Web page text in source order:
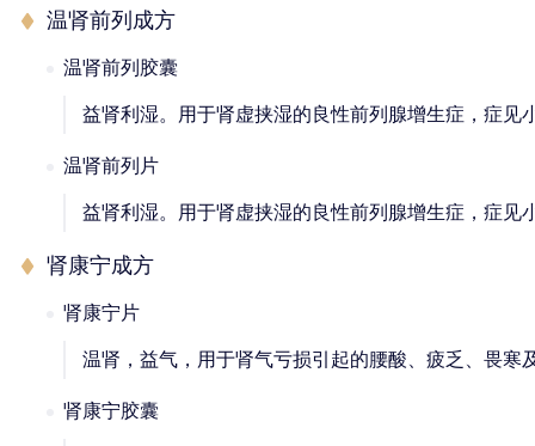
温肾前列成方
温肾前列胶囊
益肾利湿。用于肾虚挟湿的良性前列腺增生症，症见
温肾前列片
益肾利湿。用于肾虚挟湿的良性前列腺增生症，症见
肾康宁成方
肾康宁片
温肾，益气，用于肾气亏损引起的腰酸、疲乏、畏寒
肾康宁胶囊